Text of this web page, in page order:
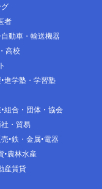
者
自動車・輸送機器
高校
進学塾・学習塾
組合・団体・協会
・貿易
鉄・金属 電器
農林水産
産賃貸